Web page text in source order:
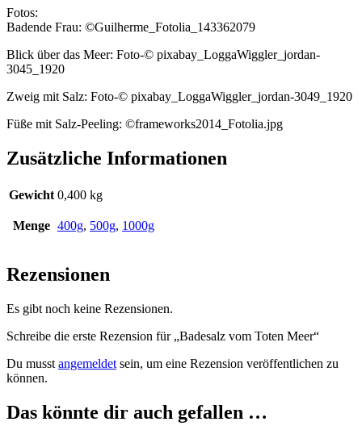
Fotos:
Badende Frau: ©Guilherme_Fotolia_143362079
Blick über das Meer: Foto-© pixabay_LoggaWiggler_jordan-
3045_1920
Zweig mit Salz: Foto-© pixabay_LoggaWiggler_jordan-3049_1920
Füße mit Salz-Peeling: ©frameworks2014_Fotolia.jpg
Zusätzliche Informationen
Gewicht 0,400 kg
Menge 400g, 500g, 1000g
Rezensionen
Es gibt noch keine Rezensionen.
Schreibe die erste Rezension für „Badesalz vom Toten Meer“
Du musst angemeldet sein, um eine Rezension veröffentlichen zu
können.
Das könnte dir auch gefallen …